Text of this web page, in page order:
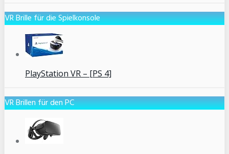
VR Brille für die Spielkonsole
PlayStation VR – [PS 4]
VR Brillen für den PC